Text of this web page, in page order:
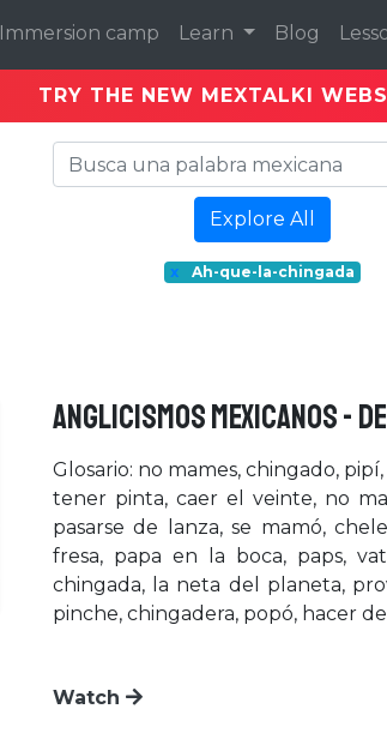
Immersion camp Learn Blog
TRY THE NEW MEXTALKI
Explore All
x Ah-que-la-chingada
ANGLICISMOS MEXICANOS
Glosario: no mames, chingado,
tener pinta, caer el veinte, no
pasarse de lanza, se mamó,
fresa, papa en la boca, paps,
chingada, la neta del planeta,
pinche, chingadera, popó, hacer
Watch